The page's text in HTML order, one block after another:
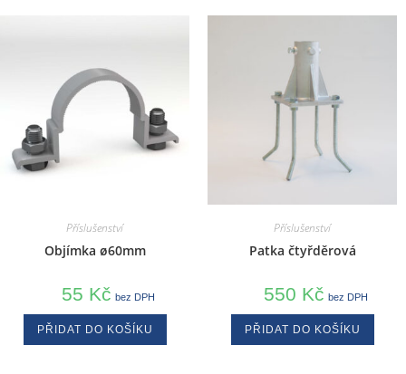
Příslušenství
Objímka ø60mm
55 Kč bez DPH
PŘIDAT DO KOŠÍKU
Příslušenství
Patka čtyřděrová
550 Kč bez DPH
PŘIDAT DO KOŠÍKU